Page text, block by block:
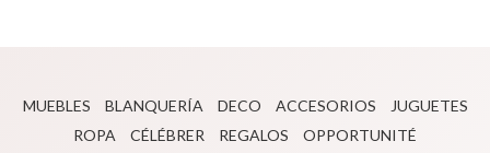
MUEBLES BLANQUERÍA DECO ACCESORIOS
JUGUETES
ROPA
CÉLÉBRER REGALOS
OPPORTUNITÉ